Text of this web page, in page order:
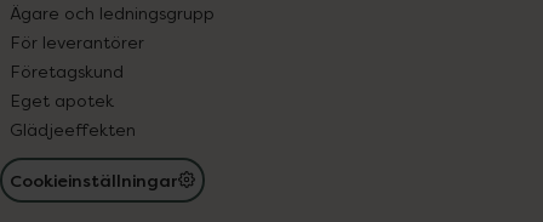
Ägare och ledningsgrupp
För leverantörer
Företagskund
Eget apotek
Glädjeeffekten
Cookieinställningar